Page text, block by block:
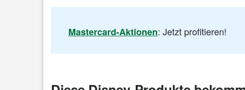
Mastercard-Aktionen: Jetzt profitieren!